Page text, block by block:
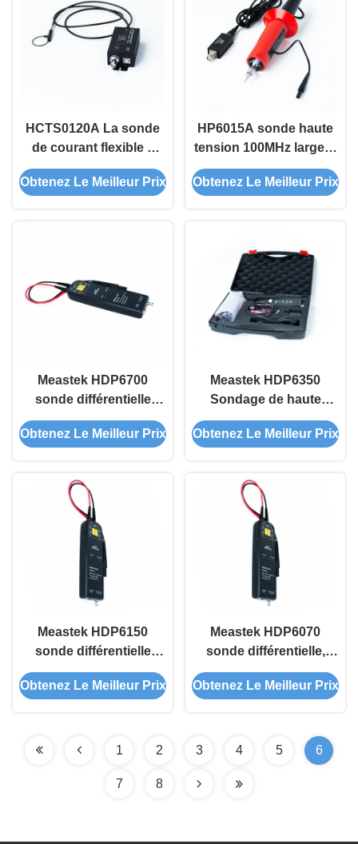
HCTS0120A La sonde
de courant flexible à
haute fréquence est
adaptée aux petits
Obtenez Le Meilleur Prix
HP6015A sonde haute
tension 100MHz largeur
de bande 20kV AC/DC
Mesure de sécurité de
Obtenez Le Meilleur Prix
Meastek HDP6700
sonde différentielle
professionnelle 1000X
Attenuation ±7000Vpk
Sécurité
Obtenez Le Meilleur Prix
Meastek HDP6350
Sondage de haute
précision 500X
Attenuation ±3500Vpk
Capacité d'entrée
Obtenez Le Meilleur Prix
Meastek HDP6150
sonde différentielle
200X Attenuation
±1500Vpk Mesure 5MHz
Obtenez Le Meilleur Prix
Meastek HDP6070
sonde différentielle,
attenuation 100X ±
700Vpk mesure de
conception de faible
Obtenez Le Meilleur Prix
1 2 3 4 5 6
7 8